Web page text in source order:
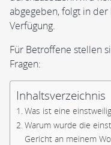
abgegeben, folgt in
Verfügung.
Für Betroffene stellen
Fragen:
Inhaltsverzeichnis
Was ist eine
Warum wurde die
Gericht an meinem